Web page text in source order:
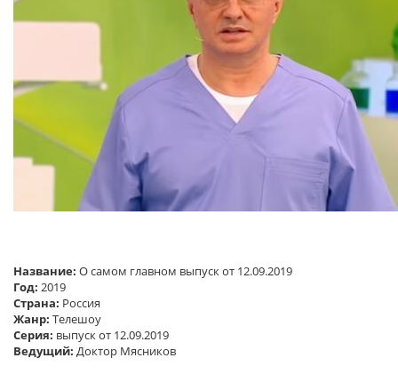
Название: О самом главном выпуск от 12.09.2019
Год: 2019
Страна: Россия
Жанр: Телешоу
Серия: выпуск от 12.09.2019
Ведущий: Доктор Мясников